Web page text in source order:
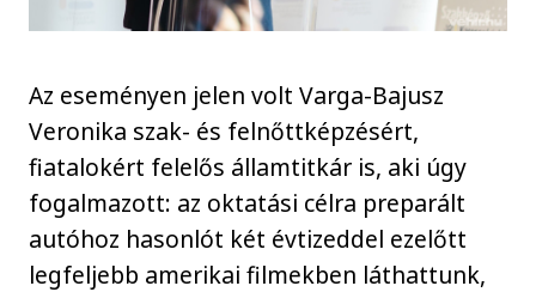
Az eseményen jelen volt Varga-Bajusz
Veronika szak- és felnőttképzésért,
fiatalokért felelős államtitkár is, aki úgy
fogalmazott: az oktatási célra preparált
autóhoz hasonlót két évtizeddel ezelőtt
legfeljebb amerikai filmekben láthattunk,